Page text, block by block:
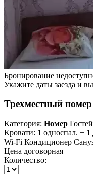
Бронирование
Укажите даты заезда и
Трехместный
Категория: Номер
Кровати: 1 односпал. + 1
Wi-Fi Кондиционер
Цена договорная
Количество: